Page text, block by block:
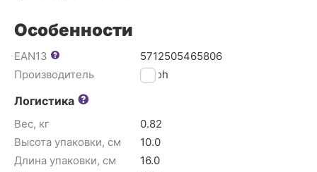
Особенности
EAN13
5712505465806
Производитель
Ricoh
Логистика
Вес, кг
0.82
Высота упаковки, см
10.0
Длина упаковки, см
16.0